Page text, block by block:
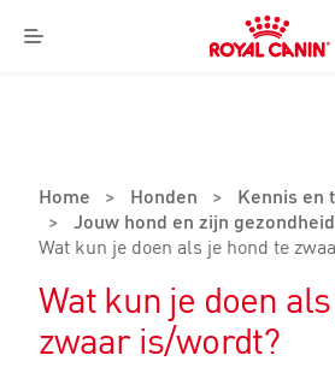
Menu
Royal
Canin
Home > Honden >
Kennis en
> Jouw hond en zijn gezondheid
Wat kun je doen als je hond te
Wat kun je doen
zwaar is/wordt?